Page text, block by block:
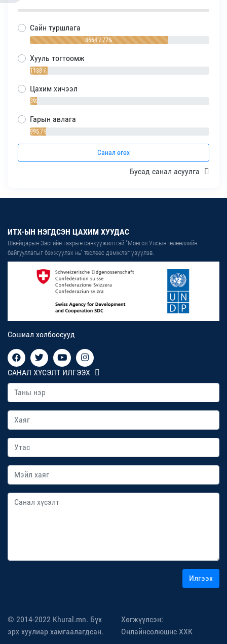
Сайн туршлага
8664 / 77%
Хууль тогтоомж
1138 / 10%
Цахим хичээл
392 / 4%
Гарын авлага
995 / 9%
Санал өгөх
Бусад санал асуулга
ИТХ-ЫН НЭГДСЭН ЦАХИМ ХУУДАС
Швейцарын Засгийн газрын санхүүжилттэй “Монгол Улсын төлөөллийн
байгууллагыг бэхжүүлэх нь” төслөөс дэмжлэг үзүүлэв.
Сошиал холбоосууд
САНАЛ ХҮСЭЛТ ИЛГЭЭХ
Илгээх
© 2014-2022 Khural.mn. Бүх
эрх хуулиар хамгаалагдсан.
Хөгжүүлсэн:
Онлайнсолюшнс ХХК